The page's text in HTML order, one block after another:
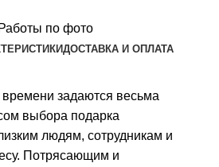
Работы по фото
ДОСТАВКА И ОПЛАТА
задаются весьма
выбора подарка
людям, сотрудникам и
Потрясающим и